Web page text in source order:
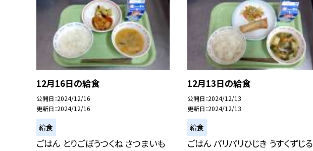
12月16日の給食
公開日 2024/12/16
更新日 2024/12/16
給食
ごはん とりごぼうつくね さつまいも
12月13日の給食
公開日 2024/12/13
更新日 2024/12/13
給食
ごはん パリパリひじき うすくずじる